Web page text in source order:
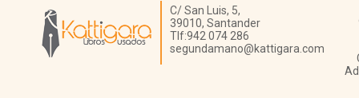
Librería Kattigara
C/ San Luis, 5,
39010, Santander
Tlf:942 074 286
segundamano@kattigara.com